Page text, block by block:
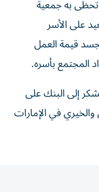
تحظى به جمعية
على الأسر
قيمة العمل
المجتمع بأسره.
إلى البنك على
في الإمارات